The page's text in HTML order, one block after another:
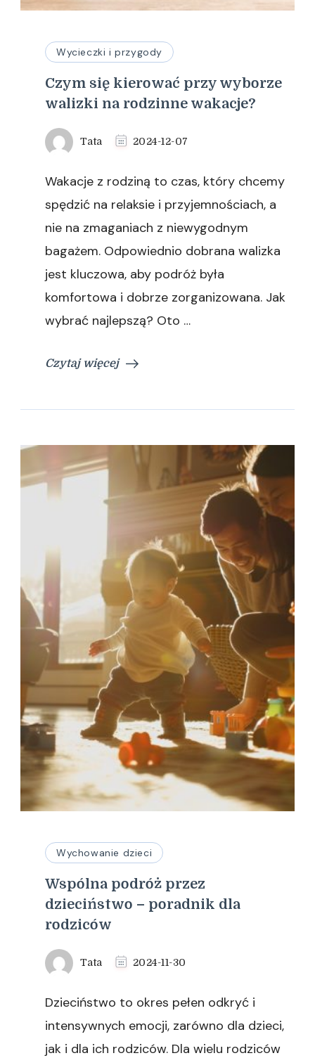
Wycieczki i przygody
Czym się kierować przy wyborze
walizki na rodzinne wakacje?
Tata 2024-12-07
Wakacje z rodziną to czas, który chcemy
spędzić na relaksie i przyjemnościach, a
nie na zmaganiach z niewygodnym
bagażem. Odpowiednio dobrana walizka
jest kluczowa, aby podróż była
komfortowa i dobrze zorganizowana. Jak
wybrać najlepszą? Oto …
Czytaj więcej
Wychowanie dzieci
Wspólna podróż przez
dzieciństwo – poradnik dla
rodziców
Tata 2024-11-30
Dzieciństwo to okres pełen odkryć i
intensywnych emocji, zarówno dla dzieci,
jak i dla ich rodziców. Dla wielu rodziców